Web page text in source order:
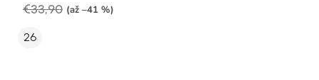
€33,90 (až –41 %)
26